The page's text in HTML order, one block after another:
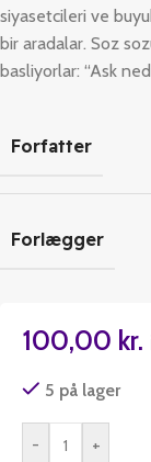
siyasetcileri ve
bir aradalar. Soz
basliyorlar: “Ask
Forfatter
Forlægger
100,00 kr.
5 på lager
- +